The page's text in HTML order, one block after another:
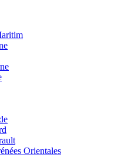
Orientales